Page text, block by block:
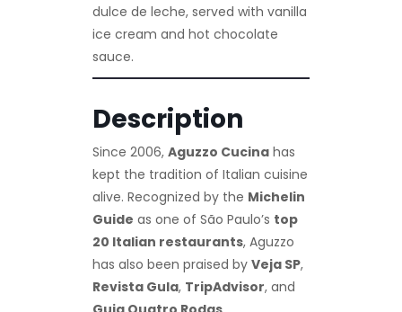
dulce de leche, served with vanilla
ice cream and hot chocolate
sauce.
Description
Since 2006, Aguzzo Cucina has
kept the tradition of Italian cuisine
alive. Recognized by the Michelin
Guide as one of São Paulo’s top
20 Italian restaurants, Aguzzo
has also been praised by Veja SP,
Revista Gula, TripAdvisor, and